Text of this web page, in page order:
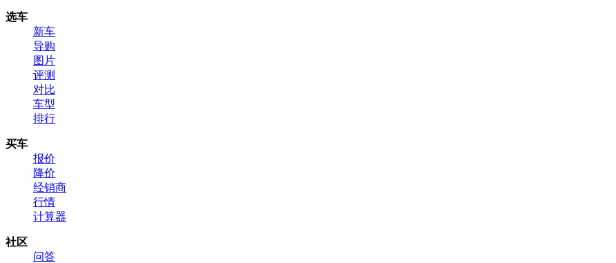
选车
新车
导购
图片
评测
对比
车型
排行
买车
报价
降价
经销商
行情
计算器
社区
问答